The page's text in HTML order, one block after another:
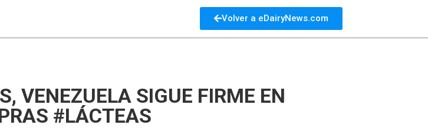
Volver a eDairyNews.com
VENEZUELA SIGUE FIRME EN
#LÁCTEAS